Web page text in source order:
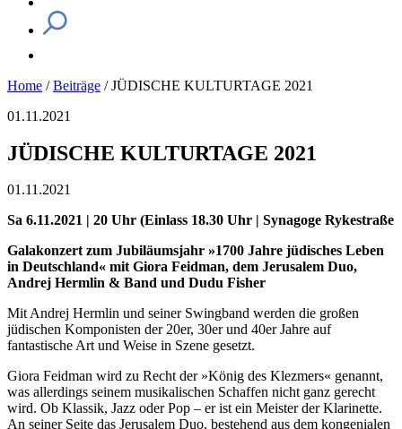
Home /Beiträge /JÜDISCHE KULTURTAGE 2021
01.11.2021
JÜDISCHE KULTURTAGE 2021
01.11.2021
Sa 6.11.2021 | 20 Uhr (Einlass 18.30 Uhr | Synagoge Rykestraße
Galakonzert zum Jubiläumsjahr »1700 Jahre jüdisches Leben
in Deutschland« mit Giora Feidman, dem Jerusalem Duo,
Andrej Hermlin & Band und Dudu Fisher
Mit Andrej Hermlin und seiner Swingband werden die großen
jüdischen Komponisten der 20er, 30er und 40er Jahre auf
fantastische Art und Weise in Szene gesetzt.
Giora Feidman wird zu Recht der »König des Klezmers« genannt,
was allerdings seinem musikalischen Schaffen nicht ganz gerecht
wird. Ob Klassik, Jazz oder Pop – er ist ein Meister der Klarinette.
An seiner Seite das Jerusalem Duo, bestehend aus dem kongenialen